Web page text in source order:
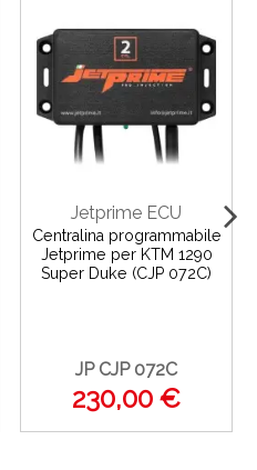
Jetprime ECU
Centralina programmabile
Jetprime per KTM 1290
Super Duke (CJP 072C)
JP CJP 072C
230,00 €